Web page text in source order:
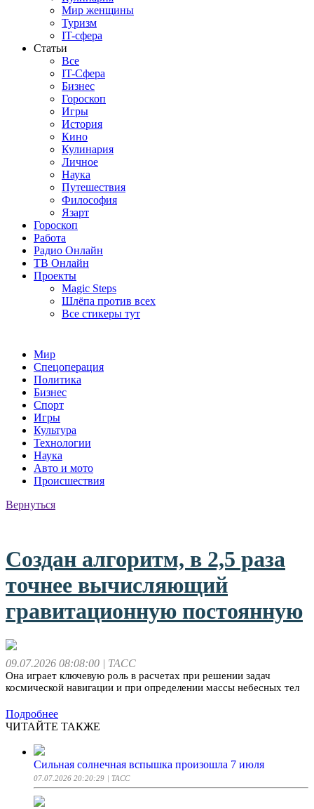
Мир женщины
Туризм
IT-сфера
Статьи
Все
IT-Сфера
Бизнес
Гороскоп
Игры
История
Кино
Кулинария
Личное
Наука
Путешествия
Философия
Язарт
Гороскоп
Работа
Радио Онлайн
ТВ Онлайн
Проекты
Magic Steps
Шлёпа против всех
Все стикеры тут
Мир
Спецоперация
Политика
Бизнес
Спорт
Игры
Культура
Технологии
Наука
Авто и мото
Происшествия
Вернуться
Создан алгоритм, в 2,5 раза
точнее вычисляющий
гравитационную постоянную
09.07.2026 08:08:00 | ТАСС
Она играет ключевую роль в расчетах при решении задач
космической навигации и при определении массы небесных тел
Подробнее
ЧИТАЙТЕ ТАКЖЕ
Сильная солнечная вспышка произошла 7 июля
07.07.2026 20:20:29 | ТАСС